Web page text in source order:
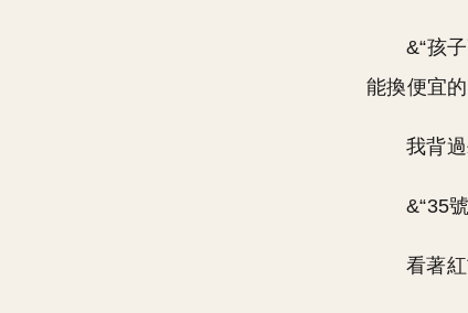
&“孩
能換便宜
我背過
&“35
看著紅